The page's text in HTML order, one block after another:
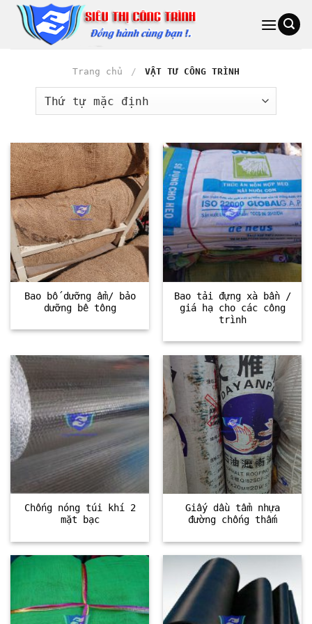
Trang chủ / VẬT TƯ CÔNG TRÌNH
Bao bố dưỡng ẩm/ bảo
dưỡng bê tông
Bao tải đựng xà bần /
giá hạ cho các công
trình
Chống nóng túi khí 2
mặt bạc
Giấy dầu tẩm nhựa
đường chống thấm